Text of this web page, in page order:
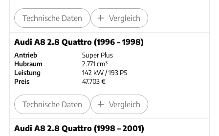
Technische Daten Vergleich
Audi A8 2.8 Quattro (1996 – 1998)
Antrieb
Super Plus
Hubraum
2.771 cm³
Leistung
142 kW / 193 PS
Preis
47.703 €
Technische Daten Vergleich
Audi A8 2.8 Quattro (1998 – 2001)